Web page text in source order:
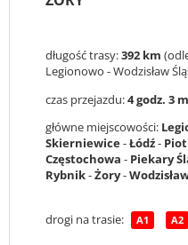
długość trasy:392 km
Legionowo - Wodzisław
czas przejazdu:4 godz. 3
główne miejscowości:
Skierniewice-Łódź-
Częstochowa - Piekary
Rybnik-Żory-
drogi na trasie: A1 A2